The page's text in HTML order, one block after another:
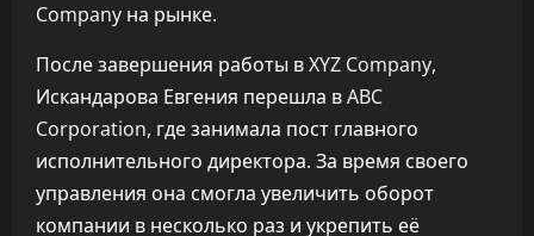
Company на рынке.
После завершения работы в XYZ Company,
Искандарова Евгения перешла в ABC
Corporation, где занимала пост главного
исполнительного директора. За время своего
управления она смогла увеличить оборот
компании в несколько раз и укрепить её